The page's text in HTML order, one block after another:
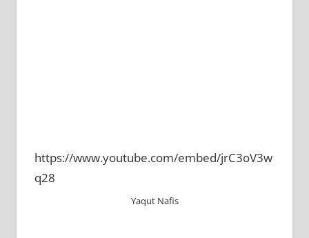
https://www.youtube.com/embed/jrC3oV3w
q28
Yaqut Nafis